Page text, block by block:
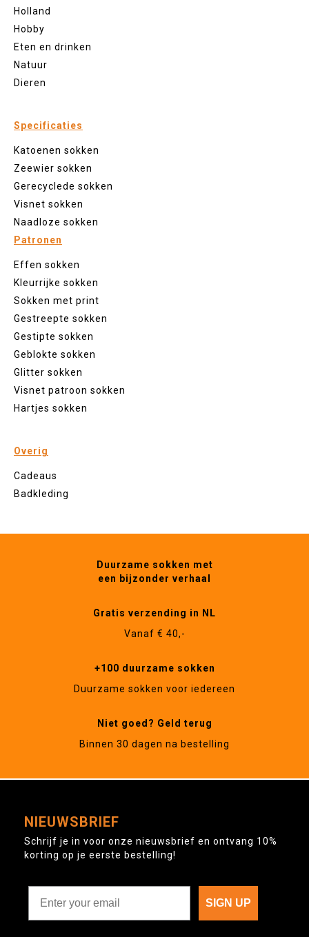
Holland
Hobby
Eten en drinken
Natuur
Dieren
Specificaties
Katoenen sokken
Zeewier sokken
Gerecyclede sokken
Visnet sokken
Naadloze sokken
Patronen
Effen sokken
Kleurrijke sokken
Sokken met print
Gestreepte sokken
Gestipte sokken
Geblokte sokken
Glitter sokken
Visnet patroon sokken
Hartjes sokken
Overig
Cadeaus
Badkleding
Duurzame sokken met
een bijzonder verhaal
Gratis verzending in NL
Vanaf € 40,-
+100 duurzame sokken
Duurzame sokken voor iedereen
Niet goed? Geld terug
Binnen 30 dagen na bestelling
NIEUWSBRIEF
Schrijf je in voor onze nieuwsbrief en ontvang 10%
korting op je eerste bestelling!
SIGN UP